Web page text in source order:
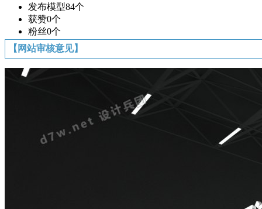
发布模型84个
获赞0个
粉丝0个
【网站审核意见】